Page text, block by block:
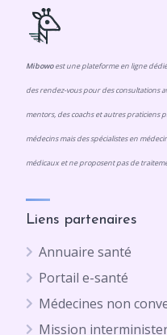
Mibowoest une plateforme en ligne
des rendez-vous pour des consultations
mentors, des coachs et autres praticiens
médecins mais des spécialistes en
médicaux et ne proposent pas de
Liens partenaires
Annuaire santé
Portail e-santé
Médecines non
Mission